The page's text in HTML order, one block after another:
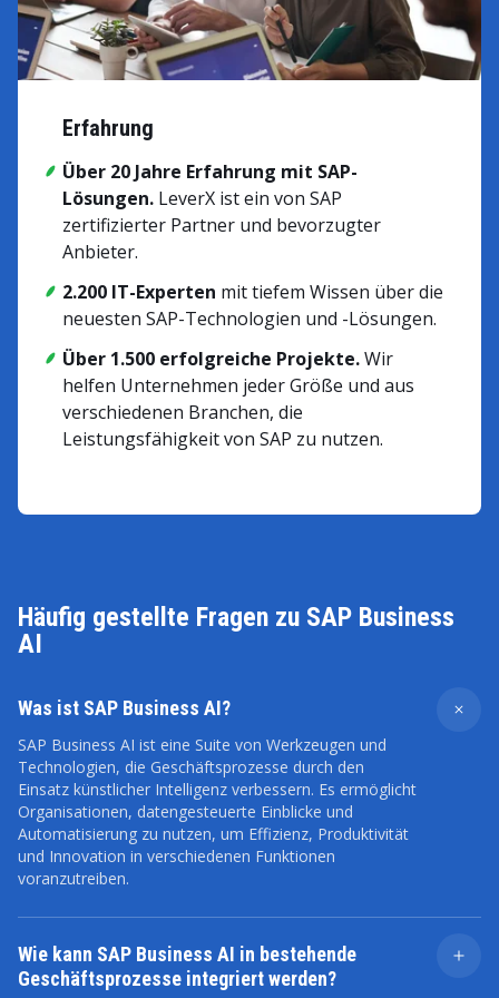
Erfahrung
Über 20 Jahre Erfahrung mit SAP-
Lösungen. LeverX ist ein von SAP
zertifizierter Partner und bevorzugter
Anbieter.
2.200 IT-Experten mit tiefem Wissen über die
neuesten SAP-Technologien und -Lösungen.
Über 1.500 erfolgreiche Projekte.Wir
helfen Unternehmen jeder Größe und aus
verschiedenen Branchen, die
Leistungsfähigkeit von SAP zu nutzen.
Häufig gestellte Fragen zu SAP Business
AI
Was ist SAP Business AI?
SAP Business AI ist eine Suite von Werkzeugen und
Technologien, die Geschäftsprozesse durch den
Einsatz künstlicher Intelligenz verbessern. Es ermöglicht
Organisationen, datengesteuerte Einblicke und
Automatisierung zu nutzen, um Effizienz, Produktivität
und Innovation in verschiedenen Funktionen
voranzutreiben.
Wie kann SAP Business AI in bestehende
Geschäftsprozesse integriert werden?